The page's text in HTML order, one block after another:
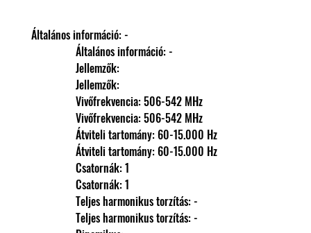
Általános információ: -
                Általános információ: -
                Jellemzők:
                Jellemzők:
                Vivőfrekvencia: 506-542 MHz
                Vivőfrekvencia: 506-542 MHz
                Átviteli tartomány: 60-15.000 Hz
                Átviteli tartomány: 60-15.000 Hz
                Csatornák: 1
                Csatornák: 1
                Teljes harmonikus torzítás: -
                Teljes harmonikus torzítás: -